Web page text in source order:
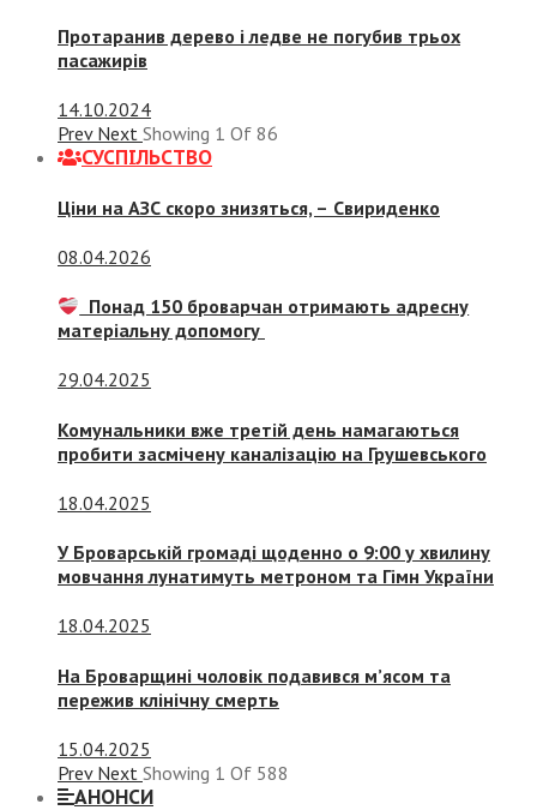
Протаранив дерево і ледве не погубив трьох
пасажирів
14.10.2024
Prev Next Showing 1 Of 86
СУСПIЛЬСТВО
Ціни на АЗС скоро знизяться, – Свириденко
08.04.2026
Понад 150 броварчан отримають адресну
матеріальну допомогу
29.04.2025
Комунальники вже третій день намагаються
пробити засмічену каналізацію на Грушевського
18.04.2025
У Броварській громаді щоденно о 9:00 у хвилину
мовчання лунатимуть метроном та Гімн України
18.04.2025
На Броварщині чоловік подавився м’ясом та
пережив клінічну смерть
15.04.2025
Prev Next Showing 1 Of 588
АНОНСИ